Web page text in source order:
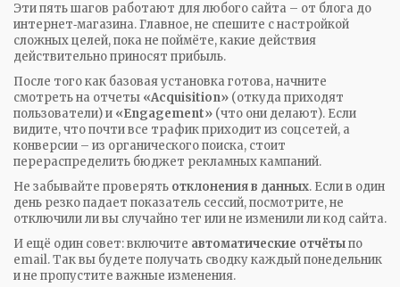
Эти пять шагов работают для любого сайта – от блога до
интернет‑магазина. Главное, не спешите с настройкой
сложных целей, пока не поймёте, какие действия
действительно приносят прибыль.
После того как базовая установка готова, начните
смотреть на отчеты «Acquisition» (откуда приходят
пользователи) и «Engagement» (что они делают). Если
видите, что почти все трафик приходит из соцсетей, а
конверсии – из органического поиска, стоит
перераспределить бюджет рекламных кампаний.
Не забывайте проверять отклонения в данных. Если в один
день резко падает показатель сессий, посмотрите, не
отключили ли вы случайно тег или не изменили ли код сайта.
И ещё один совет: включите автоматические отчётыпо
email. Так вы будете получать сводку каждый понедельник
и не пропустите важные изменения.